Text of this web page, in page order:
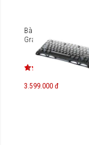
Bàn phím cơ Gaming
Gravastar Mercury K1
3.599.000 đ